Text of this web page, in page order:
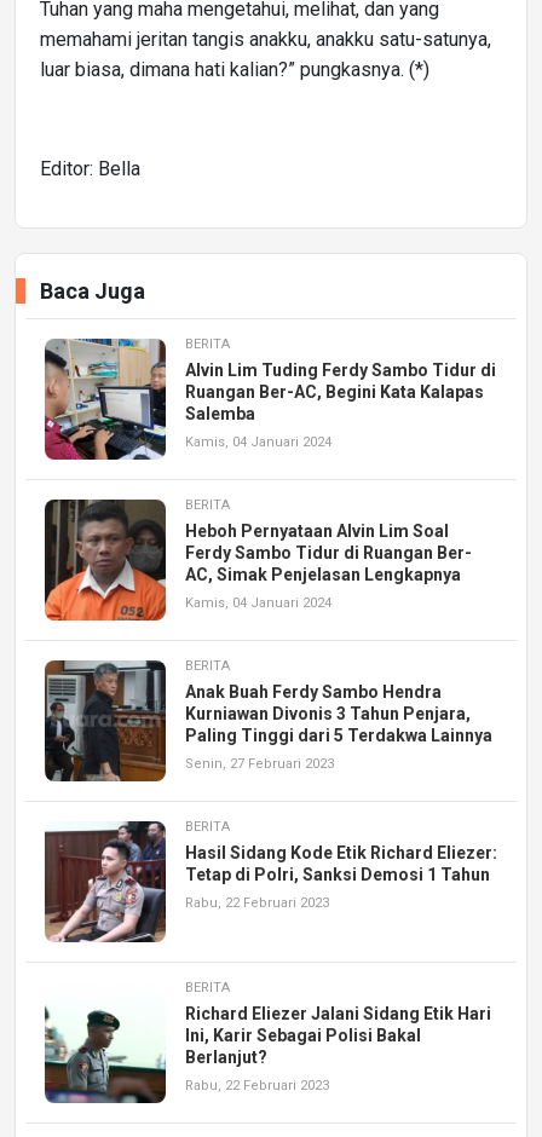
Tuhan yang maha mengetahui, melihat, dan yang
memahami jeritan tangis anakku, anakku satu-satunya,
luar biasa, dimana hati kalian?” pungkasnya. (*)
Editor: Bella
Baca Juga
BERITA
Alvin Lim Tuding Ferdy Sambo Tidur di
Ruangan Ber-AC, Begini Kata Kalapas
Salemba
Kamis, 04 Januari 2024
BERITA
Heboh Pernyataan Alvin Lim Soal
Ferdy Sambo Tidur di Ruangan Ber-
AC, Simak Penjelasan Lengkapnya
Kamis, 04 Januari 2024
BERITA
Anak Buah Ferdy Sambo Hendra
Kurniawan Divonis 3 Tahun Penjara,
Paling Tinggi dari 5 Terdakwa Lainnya
Senin, 27 Februari 2023
BERITA
Hasil Sidang Kode Etik Richard Eliezer:
Tetap di Polri, Sanksi Demosi 1 Tahun
Rabu, 22 Februari 2023
BERITA
Richard Eliezer Jalani Sidang Etik Hari
Ini, Karir Sebagai Polisi Bakal
Berlanjut?
Rabu, 22 Februari 2023